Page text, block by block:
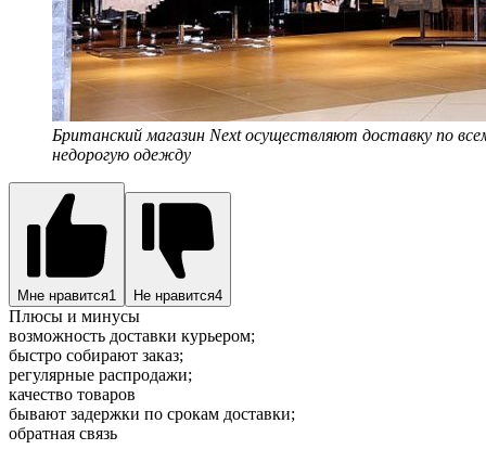
Британский магазин Next осуществляют доставку по
недорогую одежду
Мне нравится1 Не нравится4
Плюсы и минусы
возможность доставки курьером;
быстро собирают заказ;
регулярные распродажи;
качество товаров
бывают задержки по срокам доставки;
обратная связь